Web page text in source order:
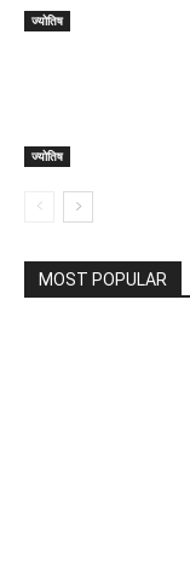
ज्योतिष
ज्योतिष
MOST POPULAR